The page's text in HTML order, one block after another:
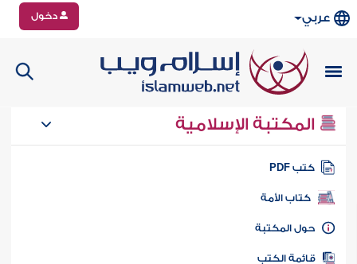
عربي دخول
المكتبة الإسلامية
كتب PDF
كتاب الأمة
المكتبة